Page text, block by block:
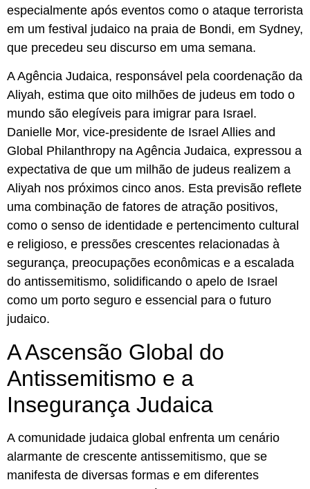
especialmente após eventos como o ataque terrorista
em um festival judaico na praia de Bondi, em Sydney,
que precedeu seu discurso em uma semana.
A Agência Judaica, responsável pela coordenação da
Aliyah, estima que oito milhões de judeus em todo o
mundo são elegíveis para imigrar para Israel.
Danielle Mor, vice-presidente de Israel Allies and
Global Philanthropy na Agência Judaica, expressou a
expectativa de que um milhão de judeus realizem a
Aliyah nos próximos cinco anos. Esta previsão reflete
uma combinação de fatores de atração positivos,
como o senso de identidade e pertencimento cultural
e religioso, e pressões crescentes relacionadas à
segurança, preocupações econômicas e a escalada
do antissemitismo, solidificando o apelo de Israel
como um porto seguro e essencial para o futuro
judaico.
A Ascensão Global do
Antissemitismo e a
Insegurança Judaica
A comunidade judaica global enfrenta um cenário
alarmante de crescente antissemitismo, que se
manifesta de diversas formas e em diferentes